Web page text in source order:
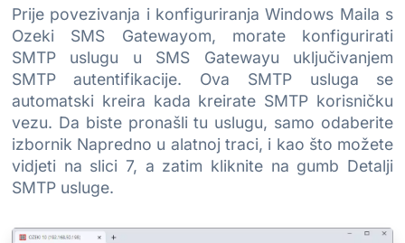
Prije povezivanja i konfiguriranja Windows Maila s
Ozeki SMS Gatewayom, morate konfigurirati
SMTP uslugu u SMS Gatewayu uključivanjem
SMTP autentifikacije. Ova SMTP usluga se
automatski kreira kada kreirate SMTP korisničku
vezu. Da biste pronašli tu uslugu, samo odaberite
izbornik Napredno u alatnoj traci, i kao što možete
vidjeti na slici 7, a zatim kliknite na gumb Detalji
SMTP usluge.